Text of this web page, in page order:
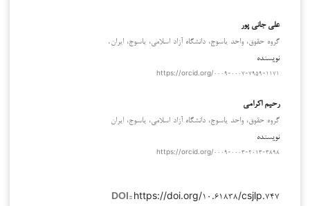
علی جانی پور
گروه حقوق، واحد یاسوج، دانشگاه آزاد اسلامی، یاسوج، ایران.
نویسنده
https://orcid.org/۰۰۰۹-۰۰۰۷-۷۹۵۹-۱۱۷۱
رحیم اکرامی
گروه حقوق، واحد یاسوج، دانشگاه آزاد اسلامی، یاسوج، ایران
نویسنده
https://orcid.org/۰۰۰۹-۰۰۰۳-۲۰۱۳-۳۸۹۸
DOI:: https://doi.org/۱۰.۶۱۸۳۸/csjlp.۷۴۷